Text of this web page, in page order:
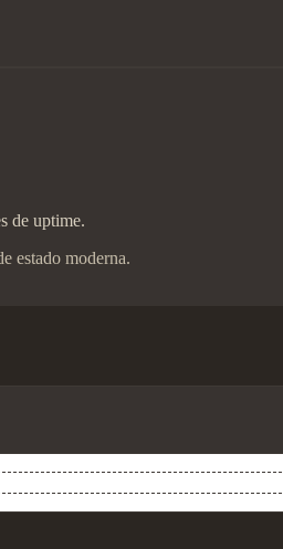
de uptime.
estado moderna.